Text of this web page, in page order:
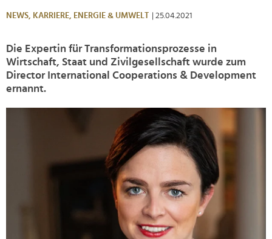
NEWS, KARRIERE, ENERGIE & UMWELT | 25.04.2021
Die Expertin für Transformationsprozesse in
Wirtschaft, Staat und Zivilgesellschaft wurde zum
Director International Cooperations & Development
ernannt.